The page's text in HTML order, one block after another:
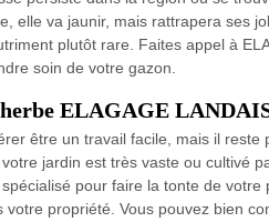
elle va jaunir, mais rattrapera ses
plutôt rare. Faites appel à
soin de votre gazon.
ELAGAGE
être un travail facile, mais il
jardin est très vaste ou cultivé
pour faire la tonte de
propriété. Vous pouvez bien